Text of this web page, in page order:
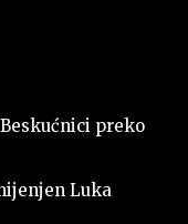
Beskućnici preko
Luka